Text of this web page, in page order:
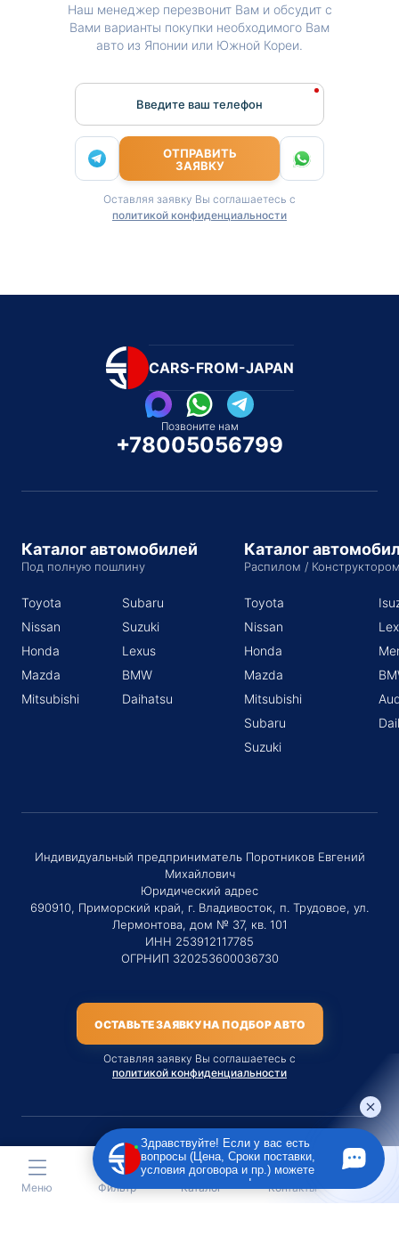
Наш менеджер перезвонит Вам и обсудит с
Вами варианты покупки необходимого Вам
авто из Японии или Южной Кореи.
Введите ваш телефон
ОТПРАВИТЬ
ЗАЯВКУ
Оставляя заявку Вы соглашаетесь с
политикой конфиденциальности
CARS-FROM-JAPAN
Позвоните нам
+78005056799
Каталог автомобилей
Под полную пошлину
Toyota
Nissan
Honda
Mazda
Mitsubishi
Subaru
Suzuki
Lexus
BMW
Daihatsu
Каталог
Распилом /
Toyota
Nissan
Honda
Mazda
Mitsubishi
Subaru
Suzuki
Индивидуальный предприниматель Поротников Евгений
Михайлович
Юридический адрес
690910, Приморский край, г. Владивосток, п. Трудовое, ул.
Лермонтова, дом № 37, кв. 101
ИНН 253912117785
ОГРНИП 320253600036730
ОСТАВЬТЕ ЗАЯВКУ НА ПОДБОР АВТО
Оставляя заявку Вы соглашаетесь с
политикой конфиденциальности
Материалы данного сайта являются публичной офертой
только на услугу сопровождения Агентом приобретения
транспортного средства Клиентом.
Меню Фильтр Каталог Контакты
Здравствуйте! Если у вас есть
вопросы (Цена, Сроки поставки,
условия договора и пр.) можете
задать их мне в чат!